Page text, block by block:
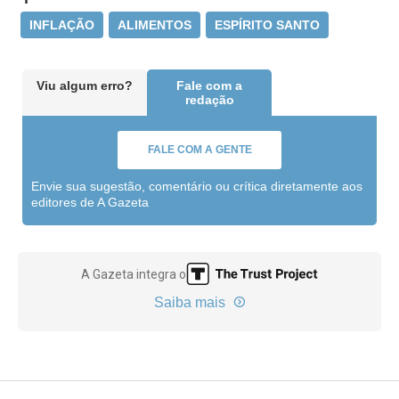
INFLAÇÃO ALIMENTOS ESPÍRITO SANTO
Viu algum erro?
Fale com a
redação
FALE COM A GENTE
Envie sua sugestão, comentário ou crítica diretamente aos
editores de A Gazeta
A Gazeta integra o
Saiba mais